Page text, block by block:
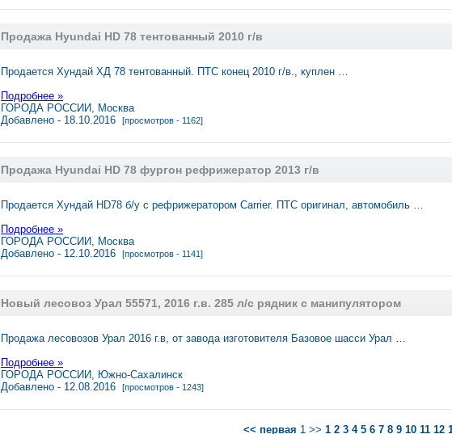
Продажа Hyundai HD 78 тентованный 2010 г/в
Продается Хундай ХД 78 тентованный. ПТС конец 2010 г/в., куплен …
Подробнее »
ГОРОДА РОССИИ, Москва
Добавлено - 18.10.2016
[просмотров - 1162]
Продажа Hyundai HD 78 фургон рефрижератор 2013 г/в
Продается Хундай HD78 б/у с рефрижератором Carrier. ПТС оригинал, автомобиль …
Подробнее »
ГОРОДА РОССИИ, Москва
Добавлено - 12.10.2016
[просмотров - 1141]
Новый лесовоз Урал 55571, 2016 г.в. 285 л/с рядник с манипулятором
Продажа лесовозов Урал 2016 г.в, от завода изготовителя Базовое шасси Урал …
Подробнее »
ГОРОДА РОССИИ, Южно-Сахалинск
Добавлено - 12.08.2016
[просмотров - 1243]
<< первая 1 >> 1 2 3 4 5 6 7 8 9 10 11 12